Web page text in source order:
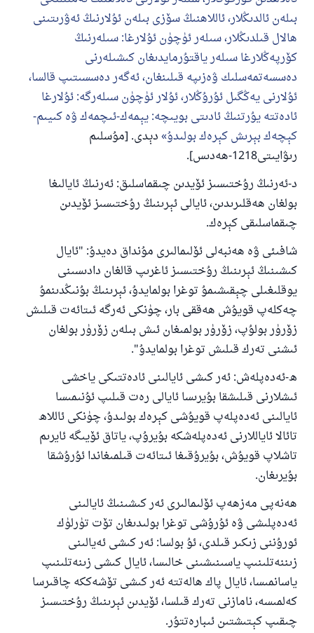
بىلەن ئالدىڭلار، ئاللاھنىڭ سۆزى بىلەن ئۇلارنىڭ ئەۋرىتىنى
ھالال قىلدىڭلار، سىلەر ئۈچۈن ئۇلارغا: سىلەرنىڭ
كۆرپەڭلارغا سىلەر ياقتۇرمايدىغان كىشىلەرنى
دەسسەتمەسلىك ۋەزىپە قىلىنغان، ئەگەر دەسسىتىپ قالسا،
ئۇلارنى يەڭگىل ئۇرۇڭلار، ئۇلار ئۈچۈن سىلەرگە: ئۇلارغا
ئادەتتە يۇرتنىڭ ئادىتى بويىچە: يېمەك-ئىچمەك ۋە كىيىم-
كېچەك بېرىش كېرەك بولىدۇ دېدى. [مۇسلىم
رىۋايىتى1218-ھەدىس].
د-ئەرنىڭ رۇختىسىز ئۆيدىن چىقماسلىق: ئەرنىڭ ئايالىغا
بولغان ھەقلىرىدىن، ئايالى ئېرىنىڭ رۇختىسىز ئۆيدىن
چىقماسلىقى كېرەك.
شافىئى ۋە ھەنبەلى ئۆلىمالىرى مۇنداق دەيدۇ: "ئايال
كىشىنىڭ ئېرىنىڭ رۇختىسىز ئاغرىپ قالغان دادىسىنى
يوقلىغىلى چېقىشىمۇ توغرا بولمايدۇ، ئېرىنىڭ بۇنىڭدىنمۇ
چەكلەپ قويۇش ھەققى بار، چۈنكى ئەرگە ئىتائەت قىلىش
زۆرۈر بولۇپ، زۆرۈر بولمىغان ئىش بىلەن زۆرۈر بولغان
ئىشنى تەرك قىلىش توغرا بولمايدۇ".
ھ-ئەدەپلەش: ئەر كىشى ئايالىنى ئادەتتىكى ياخشى
ئىشلارنى قىلىشقا بۇيرىسا ئايالى رەت قىلىپ ئۇنىمىسا
ئايالىنى ئەدەپلەپ قويۇشى كېرەك بولىدۇ، چۈنكى ئاللاھ
تائالا ئاياللارنى ئەدەپلەشكە بۇيرۇپ، ياتاق ئۆيىگە ئايرىم
تاشلاپ قويۇش، بۇيرۇقىغا ئىتائەت قىلمىغاندا ئۇرۇشقا
بۇيرىغان.
ھەنەپى مەزھەپ ئۆلىمالىرى ئەر كىشىنىڭ ئايالىنى
ئەدەپلىشى ۋە ئۇرۇشى توغرا بولىدىغان تۆت تۈرلۈك
ئورۇننى زىكىر قىلدى، ئۇ بولسا: ئەر كىشى ئەيالىنى
زىننەتلىنىپ ياسىنىشىنى خالىسا، ئايال كىشى زىنەتلىنىپ
ياسانمىسا، ئايال پاك ھالەتتە ئەر كىشى تۆشەككە چاقىرسا
كەلمىسە، نامازنى تەرك قىلسا، ئۆيدىن ئېرىنىڭ رۇختىسىز
چىقىپ كېتىشتىن ئىبارەتتۇر.